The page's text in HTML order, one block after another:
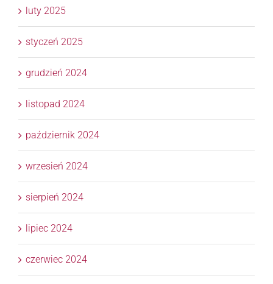
luty 2025
styczeń 2025
grudzień 2024
listopad 2024
październik 2024
wrzesień 2024
sierpień 2024
lipiec 2024
czerwiec 2024